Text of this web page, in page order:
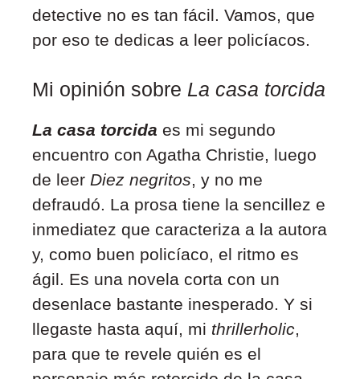
detective no es tan fácil. Vamos, que
por eso te dedicas a leer policíacos.
Mi opinión sobre La casa torcida
La casa torcida es mi segundo
encuentro con Agatha Christie, luego
de leer Diez negritos, y no me
defraudó. La prosa tiene la sencillez e
inmediatez que caracteriza a la autora
y, como buen policíaco, el ritmo es
ágil. Es una novela corta con un
desenlace bastante inesperado. Y si
llegaste hasta aquí, mi thrillerholic,
para que te revele quién es el